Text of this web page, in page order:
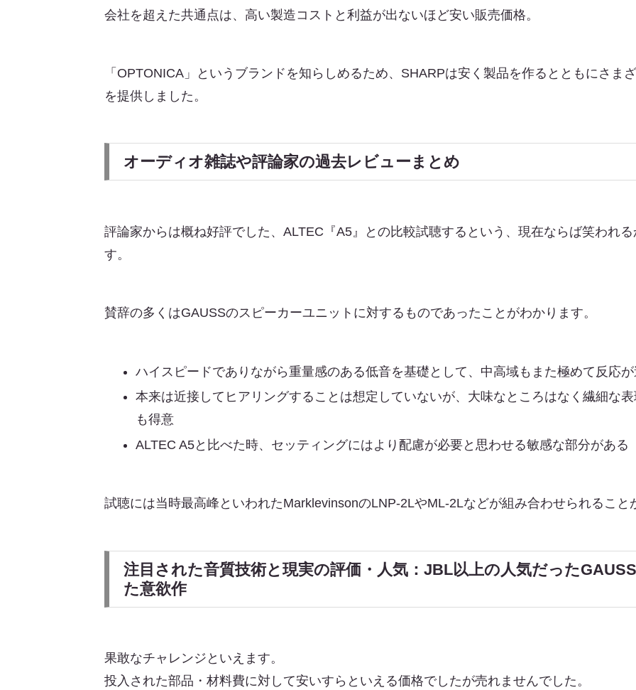
会社を超えた共通点は、高い製造コストと利益が出ないほど安い販売価格。
「OPTONICA」というブランドを知らしめるため、SHARPは安く製品を作るとともにさま
を提供しました。
オーディオ雑誌や評論家の過去レビューまとめ
評論家からは概ね好評でした、ALTEC『A5』との比較試聴するという、現在ならば笑われ
す。
賛辞の多くはGAUSSのスピーカーユニットに対するものであったことがわかります。
ハイスピードでありながら重量感のある低音を基礎として、中高域もまた極めて反応が
本来は近接してヒアリングすることは想定していないが、大味なところはなく繊細な
も得意
ALTEC A5と比べた時、セッティングにはより配慮が必要と思わせる敏感な部分がある
試聴には当時最高峰といわれたMarklevinsonのLNP-2LやML-2Lなどが組み合わせられること
注目された音質技術と現実の評価・人気：JBL以上の人気だった
た意欲作
果敢なチャレンジといえます。
投入された部品・材料費に対して安いすらといえる価格でしたが売れませんでした。